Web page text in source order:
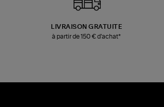
LIVRAISON GRATUITE
à partir de 150 € d'achat*